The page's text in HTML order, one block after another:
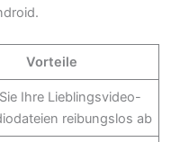
Vorteile
Ihre Lieblingsvideo-
reibungslos ab